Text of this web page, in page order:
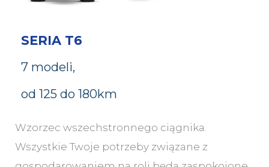
SERIA T6
7 modeli,
od 125 do 180km
Wzorzec wszechstronnego ciągnika.
Wszystkie Twoje potrzeby związane z